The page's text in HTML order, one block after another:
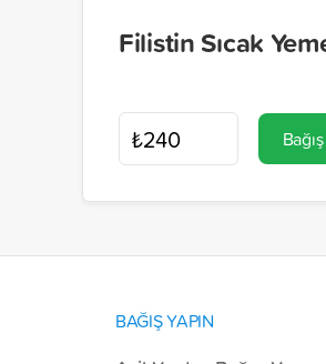
Filistin Sıcak
BAĞIŞ YAPIN